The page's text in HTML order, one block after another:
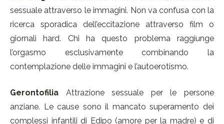
sessuale attraverso le immagini. Non va confusa con la
ricerca sporadica dell’eccitazione attraverso film o
giornali hard. Chi ha questo problema raggiunge
l’orgasmo esclusivamente combinando la
contemplazione delle immagini e l’autoerotismo.
Gerontofilia Attrazione sessuale per le persone
anziane. Le cause sono il mancato superamento dei
complessi infantili di Edipo (amore per la madre) e di